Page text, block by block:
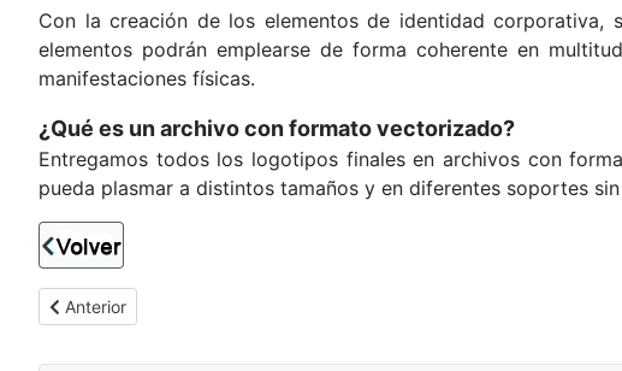
Con la creación de los elementos de identidad corporativa,
elementos podrán emplearse de forma coherente en
manifestaciones físicas.
¿Qué es un archivo con formato vectorizado?
Entregamos todos los logotipos finales en archivos con
pueda plasmar a distintos tamaños y en diferentes soportes
Artículo anterior: Desarrollo y diseño web
Anterior